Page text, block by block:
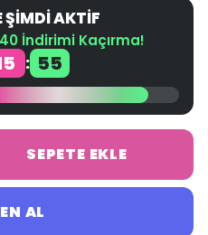
ŞİMDİ AKTİF
İndirimi Kaçırma!
: 55
SEPETE EKLE
AL